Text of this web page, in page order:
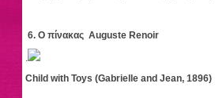
6. Ο πίνακας Auguste Renoir
.
Child with Toys (Gabrielle and Jean, 1896)